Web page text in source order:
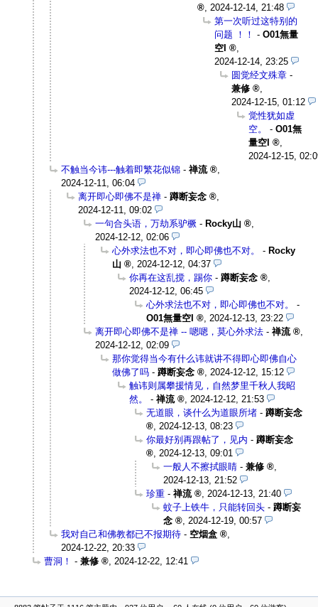
2024-12-14, 21:48
第一次听过这特别的
问题 ！！ - O01無量
空I
2024-12-14, 23:25
圆觉经文殊章 -
兼修
2024-12-15, 01:12
觉性犹如虚
空。
- O01無
量空I
2024-12-15,
不触当今讳---触着即繁花似锦 - 禅流
2024-12-11, 06:04
离开即心即佛不是禅 - 蹲断妄念
2024-12-11, 09:02
一句合头语，万劫系驴橛 - Rocky山
2024-12-12, 02:06
心外求法也不对，即心即佛也不对。
- Rocky
山
2024-12-12, 04:37
你再在这乱搅，踢你 - 蹲断妄念
2024-12-12, 06:45
心外求法也不对，即心即佛也不对。
-
O01無量空I
2024-12-13, 23:22
离开即心即佛不是禅 -- 嗯嗯，莫心外求法 - 禅流
2024-12-12, 02:09
那你觉得当今有什么讳就讲不得即心即佛自心
做佛了吗 - 蹲断妄念
2024-12-12, 15:12
触讳则属攀援情见，自然梦里千秋人我昭
然。
- 禅流
2024-12-12, 21:53
无道眼，谈什么为道眼所堵 - 蹲断妄念
2024-12-13, 08:23
你最好别再跟帖了，见内 - 蹲断妄念
2024-12-13, 09:01
一般人不擦拭眼睛 - 兼修
2024-12-13, 21:52
珍重 - 禅流
2024-12-13, 21:40
蚊子上铁牛，只能转回头 - 蹲断妄
念
2024-12-19, 00:57
我对自己和佛教都已不报期待 - 空烟盒
2024-12-22, 20:33
曹洞！ - 兼修 2024-12-22, 12:41